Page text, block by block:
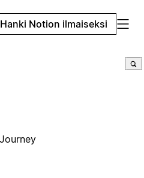
Hanki Notion ilmaiseksi